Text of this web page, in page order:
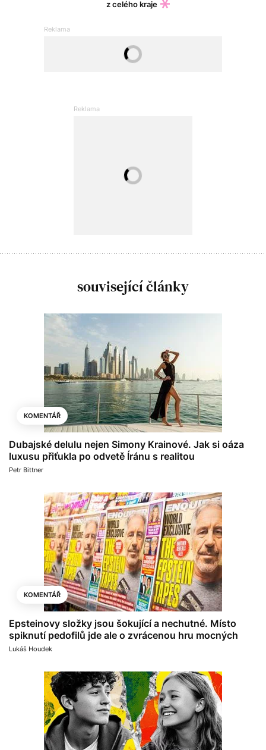
z celého kraje
související články
KOMENTÁŘ
Dubajské delulu nejen Simony Krainové. Jak si oáza
luxusu přiťukla po odvetě Íránu s realitou
Petr Bittner
KOMENTÁŘ
Epsteinovy složky jsou šokující a nechutné. Místo
spiknutí pedofilů jde ale o zvrácenou hru mocných
Lukáš Houdek